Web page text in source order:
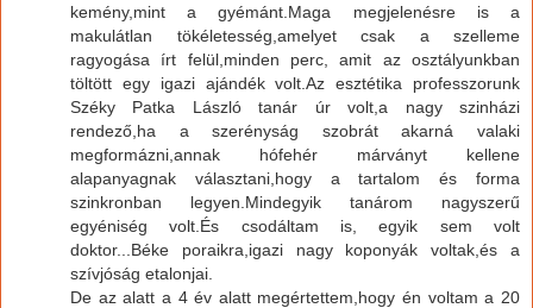
kemény,mint a gyémánt.Maga megjelenésre is a
makulátlan tökéletesség,amelyet csak a szelleme
ragyogása írt felül,minden perc, amit az osztályunkban
töltött egy igazi ajándék volt.Az esztétika professzorunk
Széky Patka László tanár úr volt,a nagy szinházi
rendező,ha a szerényság szobrát akarná valaki
megformázni,annak hófehér márványt kellene
alapanyagnak választani,hogy a tartalom és forma
szinkronban legyen.Mindegyik tanárom nagyszerű
egyéniség volt.És csodáltam is, egyik sem volt
doktor...Béke poraikra,igazi nagy koponyák voltak,és a
szívjóság etalonjai.
De az alatt a 4 év alatt megértettem,hogy én voltam a 20